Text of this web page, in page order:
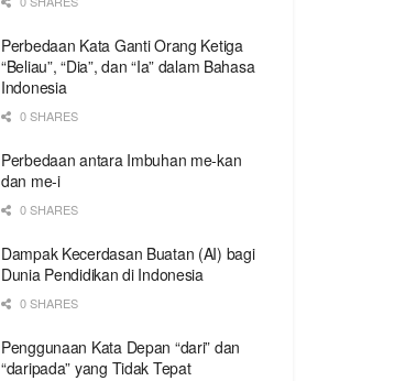
Perbedaan Kata Ganti Orang Ketiga
“Beliau”, “Dia”, dan “Ia” dalam Bahasa
Indonesia
0 SHARES
Perbedaan antara Imbuhan me-kan
dan me-i
0 SHARES
Dampak Kecerdasan Buatan (AI) bagi
Dunia Pendidikan di Indonesia
0 SHARES
Penggunaan Kata Depan “dari” dan
“daripada” yang Tidak Tepat